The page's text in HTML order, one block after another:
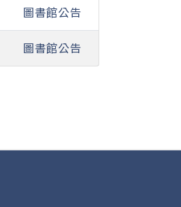
圖書館公告
圖書館公告